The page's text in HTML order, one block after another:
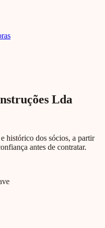
Lda
histórico dos sócios, a partir
antes de contratar.